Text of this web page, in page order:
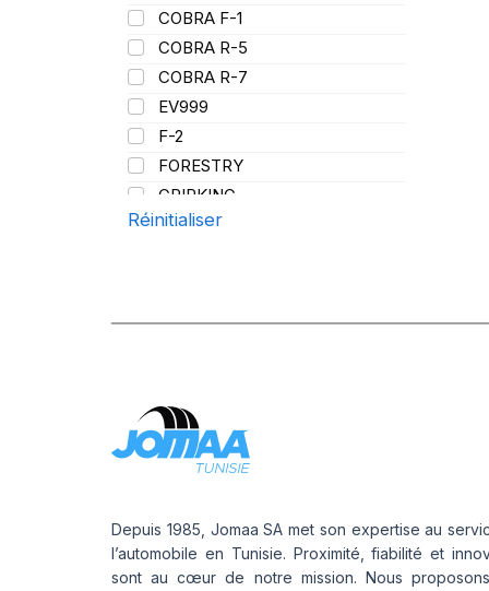
COBRA F-1
COBRA R-5
COBRA R-7
EV999
F-2
FORESTRY
GRIPKING
GRIPKING HD
POWERGRIP
POWER GRIP G-2
POWER LUG (R-4)
ROCK PLUS HD
SAMRAT
STEER KING HD+
Réinitialiser
Depuis 1985, Jomaa SA met son expertise au
l’automobile en Tunisie. Proximité, fiabilité et
sont au cœur de notre mission. Nous